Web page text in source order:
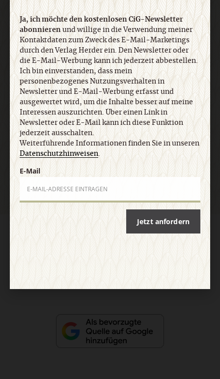
Newsletter und E-Mail-Werbung erfasst und
ausgewertet wird, um die Inhalte besser auf meine
Interessen auszurichten. Über einen Link in
Newsletter oder E-Mail kann ich diese Funktion
jederzeit ausschalten. Weiterführende
Informationen finden Sie in unseren
Datenschutzhinweisen
E-Mail
Datenschutz
Barrierefreiheit
Ja, ich möchte den kostenlosen CiG-Newsletter
abonnierenund willige in die Verwendung meiner
Kontaktdaten zum Zweck des E-Mail-Marketings
durch den Verlag Herder ein. Den Newsletter oder
die E-Mail-Werbung kann ich jederzeit abbestellen.
Ich bin einverstanden, dass mein
personenbezogenes Nutzungsverhalten in
Newsletter und E-Mail-Werbung erfasst und
ausgewertet wird, um die Inhalte besser auf meine
Interessen auszurichten. Über einen Link in
Newsletter oder E-Mail kann ich diese Funktion
jederzeit ausschalten.
Weiterführende Informationen finden Sie in unseren
Datenschutzhinweisen.
E-Mail
Jetzt anfordern